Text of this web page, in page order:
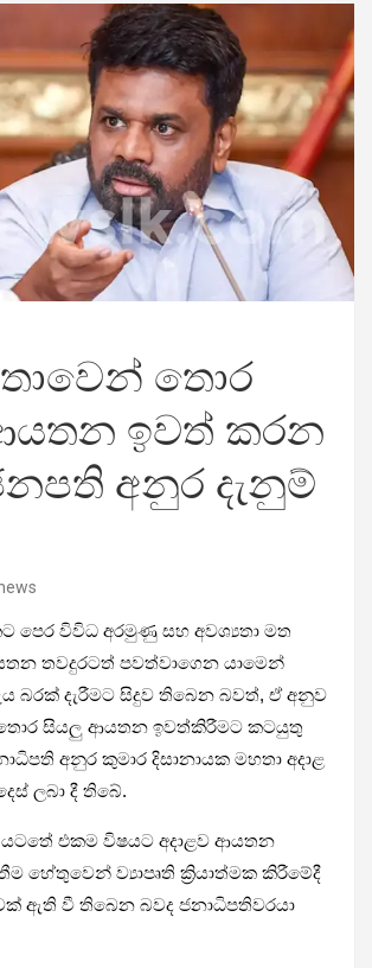
තොර
ඉවත් කරන
අනුර දැනුම්
පෙර විවිධ අරමුණු සහ අවශ්‍යතා මත
තවදුරටත් පවත්වාගෙන යාමෙන්
බරක් දැරීමට සිදුව තිබෙන බවත්, ඒ අනුව
තොර සියලු ආයතන ඉවත්කිරීමට කටයුතු
අනුර කුමාර දිසානායක මහතා අදාළ
ලබා දී තිබේ.
යටතේ එකම විෂයට අදාළව ආයතන
හේතුවෙන් ව්‍යාපෘති ක්‍රියාත්මක කිරීමේදී
ඇති වී තිබෙන බවද ජනාධිපතිවරයා